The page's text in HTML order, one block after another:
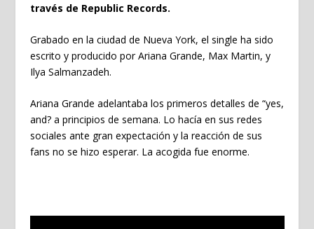
través de Republic Records.
Grabado en la ciudad de Nueva York, el single ha sido
escrito y producido por Ariana Grande, Max Martin, y
Ilya Salmanzadeh.
Ariana Grande adelantaba los primeros detalles de “yes,
and? a principios de semana. Lo hacía en sus redes
sociales ante gran expectación y la reacción de sus
fans no se hizo esperar. La acogida fue enorme.